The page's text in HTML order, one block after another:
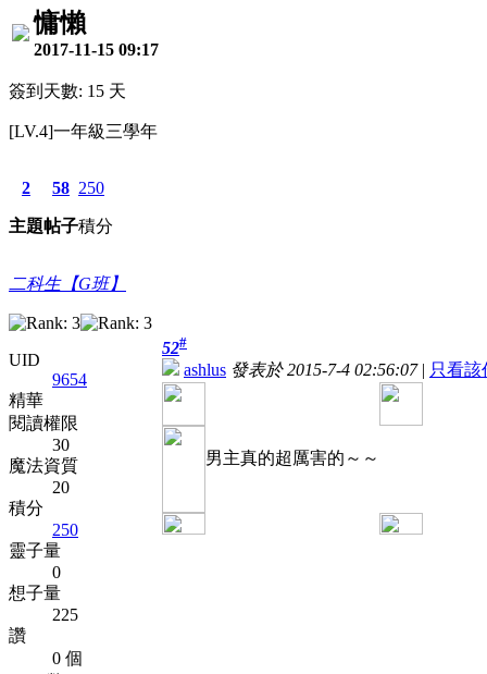
慵懶
2017-11-15 09:17
簽到天數: 15 天
[LV.4]一年級三學年
2
主題
58
帖子
250
積分
二科生【G班】
UID
9654
精華
閱讀權限
30
魔法資質
20
積分
250
靈子量
0
想子量
225
讚
0 個
52#
ashlus 發表於 2015-7-4 02:56:07 | 只看該
男主真的超厲害的～～